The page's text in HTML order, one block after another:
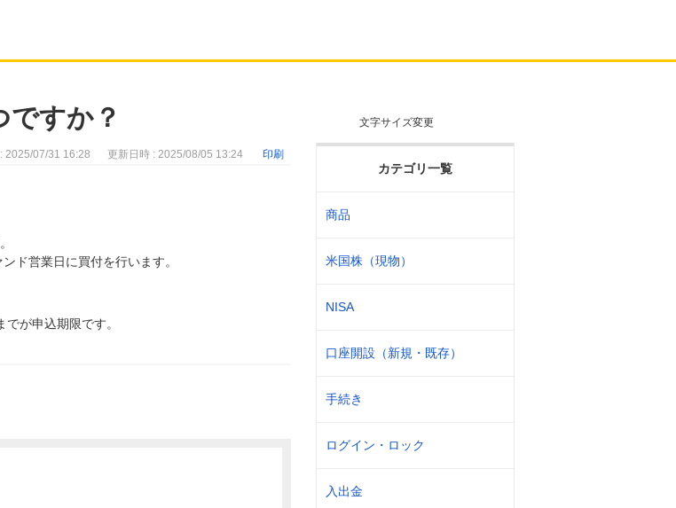
ですか？ 文字サイズ変更
カテゴリ一覧
商品
米国株（現物）
NISA
口座開設（新規・既存）
手続き
ログイン・ロック
入出金
2025/07/31 16:28 更新日時 : 2025/08/05 13:24 印刷
ド営業日に買付を行います。
が申込期限です。